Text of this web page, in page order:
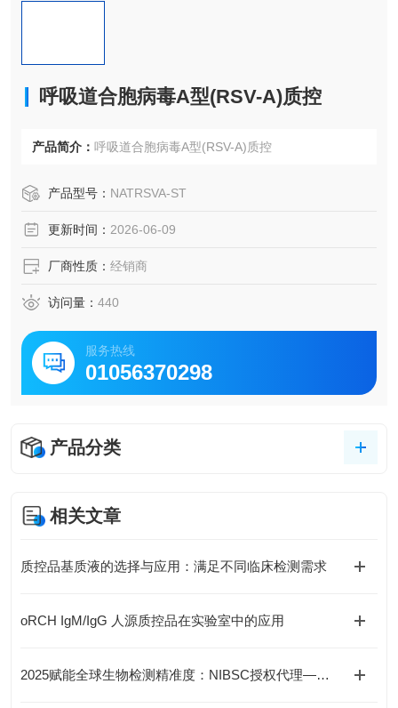
呼吸道合胞病毒A型(RSV-A)质控
产品简介： 呼吸道合胞病毒A型(RSV-A)质控
产品型号： NATRSVA-ST
更新时间： 2026-06-09
厂商性质： 经销商
访问量： 440
服务热线
01056370298
产品分类
相关文章
质控品基质液的选择与应用：满足不同临床检测需求
oRCH IgM/IgG 人源质控品在实验室中的应用
2025赋能全球生物检测精准度：NIBSC授权代理——国际生物标准品流通的核心枢纽